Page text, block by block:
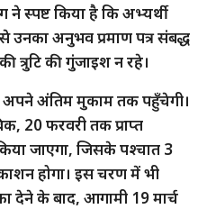
ने स्पष्ट किया है कि अभ्यर्थी
उनका अनुभव प्रमाण पत्र संबद्ध
त्रुटि की गुंजाइश न रहे।
अपने अंतिम मुकाम तक पहुँचेगी।
20 फरवरी तक प्राप्त
जाएगा, जिसके पश्चात 3
होगा। इस चरण में भी
देने के बाद, आगामी 19 मार्च